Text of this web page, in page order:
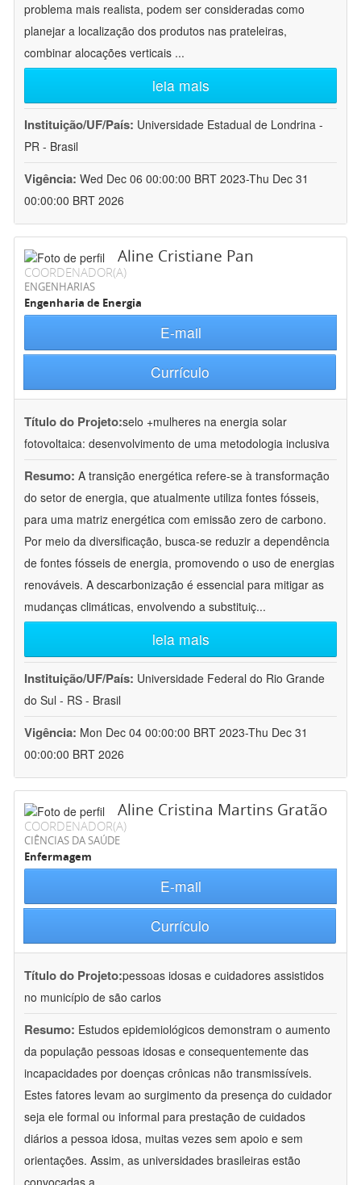
problema mais realista, podem ser consideradas como
planejar a localização dos produtos nas prateleiras,
combinar alocações verticais ...
leia mais
Instituição/UF/País: Universidade Estadual de Londrina -
PR - Brasil
Vigência: Wed Dec 06 00:00:00 BRT 2023-Thu Dec 31
00:00:00 BRT 2026
Aline Cristiane Pan
COORDENADOR(A)
ENGENHARIAS
Engenharia de Energia
E-mail
Currículo
Título do Projeto:selo +mulheres na energia solar
fotovoltaica: desenvolvimento de uma metodologia inclusiva
Resumo: A transição energética refere-se à transformação
do setor de energia, que atualmente utiliza fontes fósseis,
para uma matriz energética com emissão zero de carbono.
Por meio da diversificação, busca-se reduzir a dependência
de fontes fósseis de energia, promovendo o uso de energias
renováveis. A descarbonização é essencial para mitigar as
mudanças climáticas, envolvendo a substituiç...
leia mais
Instituição/UF/País: Universidade Federal do Rio Grande
do Sul - RS - Brasil
Vigência: Mon Dec 04 00:00:00 BRT 2023-Thu Dec 31
00:00:00 BRT 2026
Aline Cristina Martins Gratão
COORDENADOR(A)
CIÊNCIAS DA SAÚDE
Enfermagem
E-mail
Currículo
Título do Projeto:pessoas idosas e cuidadores assistidos
no município de são carlos
Resumo: Estudos epidemiológicos demonstram o aumento
da população pessoas idosas e consequentemente das
incapacidades por doenças crônicas não transmissíveis.
Estes fatores levam ao surgimento da presença do cuidador
seja ele formal ou informal para prestação de cuidados
diários a pessoa idosa, muitas vezes sem apoio e sem
orientações. Assim, as universidades brasileiras estão